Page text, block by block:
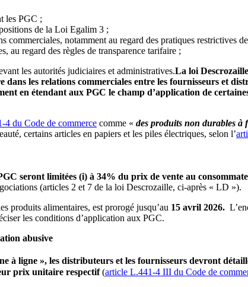
les PGC ;
de la Loi Egalim 3 ;
notamment au regard des pratiques restrictives
au regard des règles de transparence tarifaire ;
les autorités judiciaires et administratives.La loi
les relations commerciales entre les fournisseurs et
en étendant aux PGC le champ d’application de
4 du Code de commerce comme « des produits non durables à
certains articles en papiers et les piles électriques, selon l’
seront limitées (i) à 34% du prix de vente au
(articles 2 et 7 de la loi Descrozaille, ci-après « LD »).
produits alimentaires, est prorogé jusqu’au 15 avril 2026.
les conditions d’application aux PGC.
abusive
à ligne », les distributeurs et les fournisseurs devront
prix unitaire respectif(article L.441-4 III du Code de